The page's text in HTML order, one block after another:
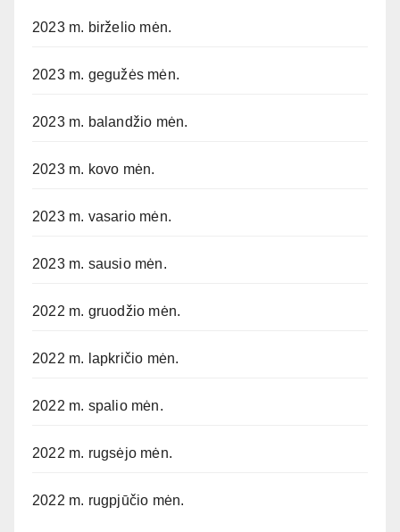
2023 m. birželio mėn.
2023 m. gegužės mėn.
2023 m. balandžio mėn.
2023 m. kovo mėn.
2023 m. vasario mėn.
2023 m. sausio mėn.
2022 m. gruodžio mėn.
2022 m. lapkričio mėn.
2022 m. spalio mėn.
2022 m. rugsėjo mėn.
2022 m. rugpjūčio mėn.